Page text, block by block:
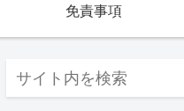
免責事項